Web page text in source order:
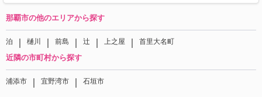
那覇市の他のエリアから探す
泊 ｜ 樋川 ｜ 前島 ｜ 辻 ｜ 上之屋 ｜ 首里大名町
近隣の市町村から探す
浦添市 ｜ 宜野湾市 ｜ 石垣市